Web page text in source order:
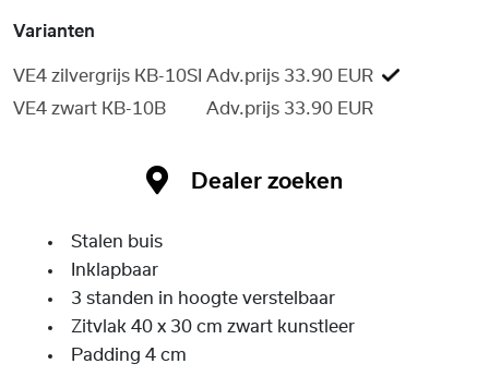
Varianten
VE4 zilvergrijs KB-10SI Adv.prijs 33.90 EUR
VE4 zwart KB-10B
Adv.prijs 33.90 EUR
Dealer zoeken
Stalen buis
Inklapbaar
3 standen in hoogte verstelbaar
Zitvlak 40 x 30 cm zwart kunstleer
Padding 4 cm